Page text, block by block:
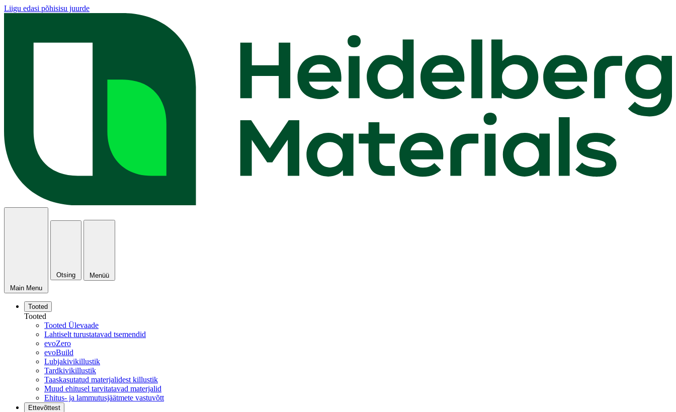
Liigu edasi põhisisu juurde
Main Menu
Otsing Menüü
Tooted
Tooted
Tooted Ülevaade
Lahtiselt turustatavad tsemendid
evoZero
evoBuild
Lubjakivikillustik
Tardkivikillustik
Taaskasutatud materjalidest killustik
Muud ehitusel tarvitatavad materjalid
Ehitus- ja lammutusjäätmete vastuvõtt
Ettevõttest